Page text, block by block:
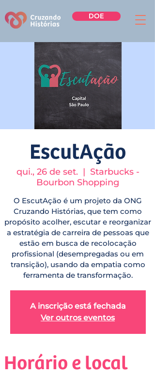
DOE
EscutAção
qui., 26 de set.
  |
Starbucks -
Bourbon Shopping
O EscutAção é um projeto da ONG
Cruzando Histórias, que tem como
propósito acolher, escutar e reorganizar
a estratégia de carreira de pessoas que
estão em busca de recolocação
profissional (desempregadas ou em
transição), usando da empatia como
ferramenta de transformação.
A inscrição está fechada
Ver outros eventos
Horário e local